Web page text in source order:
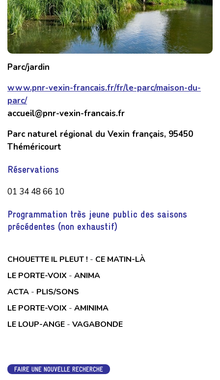
Parc/jardin
www.pnr-vexin-francais.fr/fr/le-parc/maison-du-
parc/
accueil@pnr-vexin-francais.fr
Parc naturel régional du Vexin français, 95450
Théméricourt
Réservations
01 34 48 66 10
Programmation très jeune public des saisons
précédentes (non exhaustif)
CHOUETTE IL PLEUT ! - CE MATIN-LÀ
LE PORTE-VOIX - ANIMA
ACTA - PLIS/SONS
LE PORTE-VOIX - AMINIMA
LE LOUP-ANGE - VAGABONDE
FAIRE UNE NOUVELLE RECHERCHE